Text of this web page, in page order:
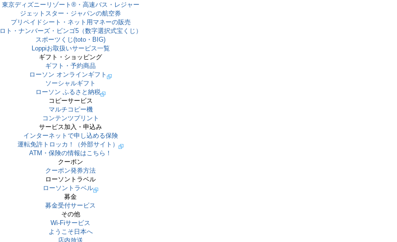
東京ディズニーリゾート®・⾼速バス・レジャー
ジェットスター・ジャパンの航空券
プリペイドシート・ネット用マネーの販売
ロト・ナンバーズ・ビンゴ5（数字選択式宝くじ）
スポーツくじ(toto・BIG)
Loppiお取扱いサービス一覧
ギフト・ショッピング
ギフト・予約商品
ローソン オンラインギフト
ソーシャルギフト
ローソン ふるさと納税
コピーサービス
マルチコピー機
コンテンツプリント
サービス加入・申込み
インターネットで申し込める保険
運転免許トロッカ！（外部サイト）
ATM・保険の情報はこちら！
クーポン
クーポン発券方法
ローソントラベル
ローソントラベル
募金
募金受付サービス
その他
Wi-Fiサービス
ようこそ日本へ
店内放送